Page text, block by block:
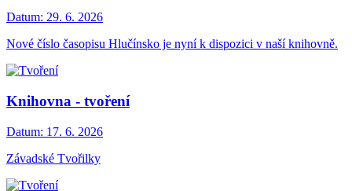
Datum: 29. 6. 2026
Nové číslo časopisu Hlučínsko je nyní k dispozici v naší knihovně.
Knihovna - tvoření
Datum: 17. 6. 2026
Závadské Tvořilky